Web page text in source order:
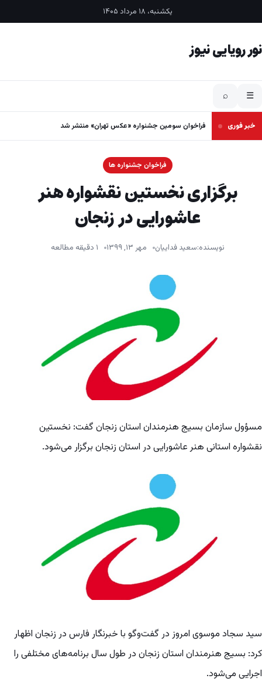
یکشنبه، ۱۸ مرداد ۱۴۰۵
نور رویایی نیوز
☰
⌕
خبر فوری فراخوان سومین جشنواره «عکس تهران» منتشر شد
فراخوان جشنواره ها
برگزاری نخستین نقشواره هنر
عاشورایی در زنجان
نویسنده:سعید فداییان مهر ۱۳, ۱۳۹۹ ۱ دقیقه مطالعه
مسؤول سازمان بسیج هنرمندان استان زنجان گفت: نخستین
نقشواره استانی هنر عاشورایی در استان زنجان برگزار می‌شود.
سید سجاد موسوی امروز در گفت‌‌و‌گو با خبرنگار فارس در زنجان اظهار
کرد: بسیج هنرمندان استان زنجان در طول سال برنامه‌های مختلفی را
اجرایی می‌شود.